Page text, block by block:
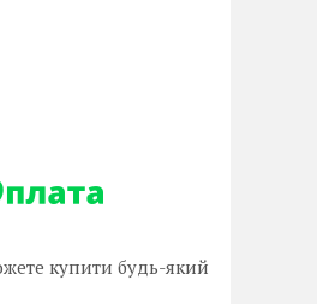
купити будь-який